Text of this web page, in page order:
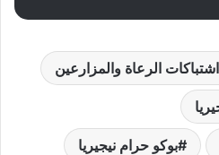
اشتباكات الرعاة والمزارعين
بوكو حرام نيجيريا